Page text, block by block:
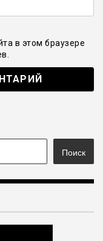
в этом браузере
Поиск